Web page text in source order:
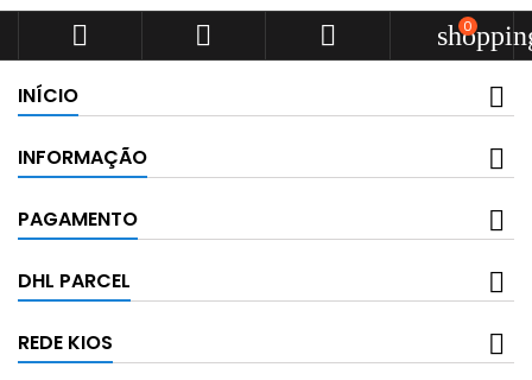
   0
INÍCIO
INFORMAÇÃO
PAGAMENTO
DHL PARCEL
REDE KIOS